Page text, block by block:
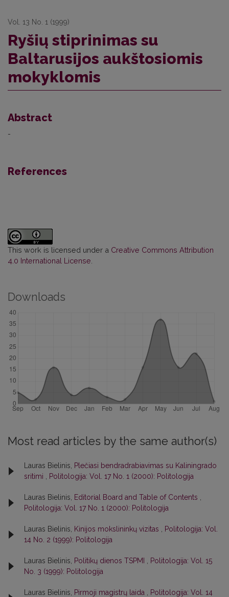
Vol. 13 No. 1 (1999)
Ryšių stiprinimas su
Baltarusijos aukštosiomis
mokyklomis
Abstract
-
References
This work is licensed under a Creative Commons Attribution
4.0 International License
Downloads
Most read articles by the same author(s)
Lauras Bielinis,
Plečiasi bendradrabiavimas su Kaliningrado
sritimi
Politologija: Vol. 17 No. 1 (2000): Politologija
Lauras Bielinis, Editorial Board and Table of Contents
Politologija: Vol. 17 No. 1 (2000): Politologija
Lauras Bielinis, Kinijos mokslininkų vizitas
Politologija: Vol.
14 No. 2 (1999): Politologija
Lauras Bielinis, Politikų dienos TSPMI
Politologija: Vol. 15
No. 3 (1999): Politologija
Lauras Bielinis, Pirmoji magistrų laida
Politologija: Vol. 14